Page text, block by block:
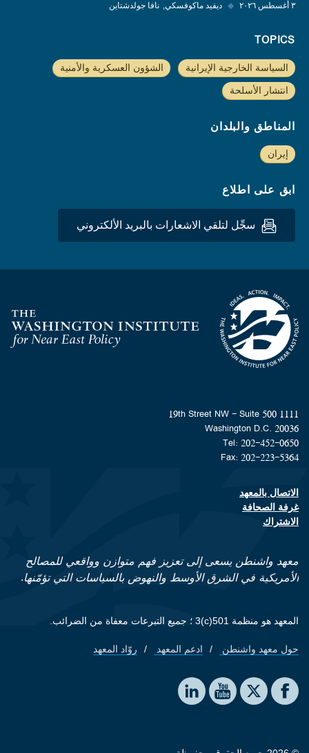
٣ أغسطس ٢٠٢٦ ◆ ديفيد ماكوفسكي نافا جولدشتاين
TOPICS
السياسة الخارجية الإيرانية الشؤون العسكرية والأمنية
انتشار الأسلحة
المناطق والبلدان
إيران
ابق على اطلاع
سجِّل لتلقي الاشعارات بالبريد الألكتروني
Homepage
1111 19th Street NW - Suite 500
Washington D.C. 20036
Tel: 202-452-0650
Fax: 202-223-5364
Footer contact links
الاتصال بالمعهد
غرفة الصحافة
الاشتراك
معهد واشنطن يسعى إلى تعزيز فهم متوازن وواقعي للمصالح
الأمريكية في الشرق الأوسط والنهوض بالسياسات التي تؤمّنها.
المعهد هو منظمة 501(c)3 ؛ جميع التبرعات معفاة من الضرائب.
Footer quick links
حول معهد واشنطن ادعم المعهد روّاد المعهد
Social media
The Washington Institute on Facebook
The Washington Institute on X
The Washington Institute on YouTube
The Washington Institute on LinkedIn